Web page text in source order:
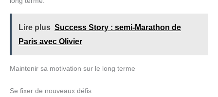
exemple : la course à pied, le fitness, le sport, le yoga, la danse,
Lire plus Success Story : semi-Marathon de
Paris avec Olivier
Maintenir sa motivation sur le long terme
Se fixer de nouveaux défis